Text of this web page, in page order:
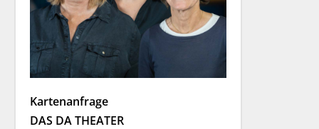
Kartenanfrage
DAS DA THEATER